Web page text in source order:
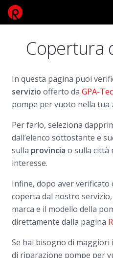
Copertura
In questa pagina puoi
servizio offerto da GPA-
pompe per vuoto nella tua
Per farlo, seleziona
dall’elenco sottostante e
sulla provincia o sulla città
interesse.
Infine, dopo aver verificato
coperta dal nostro
marca e il modello della
direttamente dalla pagina
Se hai bisogno di
di riparazione pompe per